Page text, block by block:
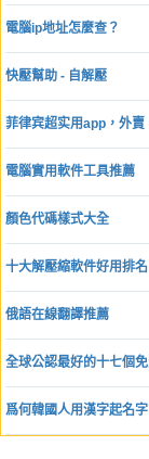
電腦ip地址怎麼查？
快壓幫助 - 自解壓
菲律宾超实用app，外賣
電腦實用軟件工具推薦
顏色代碼樣式大全
十大解壓縮軟件好用排名
俄語在線翻譯推薦
全球公認最好的十七個
爲何韓國人用漢字起名字